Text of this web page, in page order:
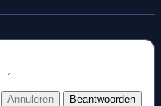
Annuleren Beantwoorden